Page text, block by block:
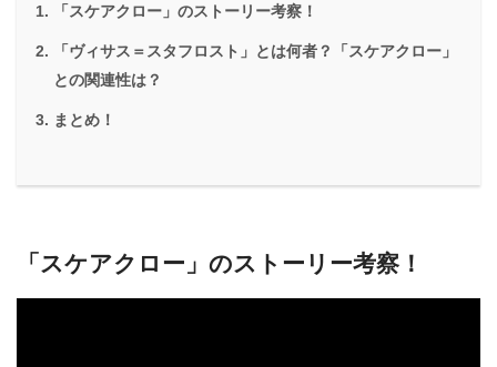
「スケアクロー」のストーリー考察！
「ヴィサス＝スタフロスト」とは何者？「スケアクロー」
との関連性は？
まとめ！
「スケアクロー」のストーリー考察！